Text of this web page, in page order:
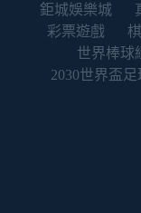
鉅城娛樂城
彩票遊戲
世界棒球
2030世界盃足